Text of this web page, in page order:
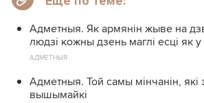
Адметныя. Як армянін жыве на
людзі кожны дзень маглі есці як
АДМЕТНЫЯ
Адметныя. Той самы мінчанін, які
вышымайкі